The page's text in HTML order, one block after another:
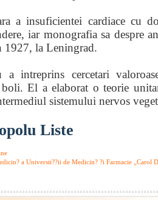
a insuficientei cardiace cu
iar monografia sa despre
1927, la Leningrad.
a intreprins cercetari
El a elaborat o teorie
sistemului nervos
Liste
a Universit??ii de Medicin? ?i Farmacie „Carol